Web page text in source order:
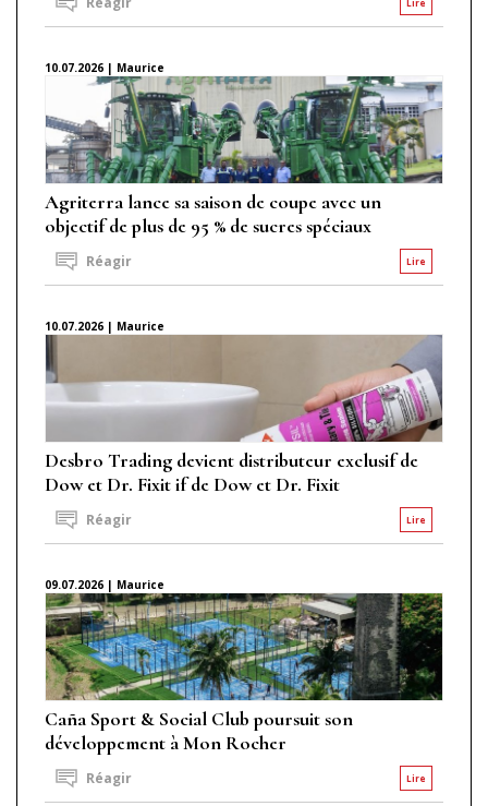
Lire
10.07.2026 | Maurice
Agriterra lance sa saison de coupe avec un
objectif de plus de 95 % de sucres spéciaux
Lire
Réagir
10.07.2026 | Maurice
Desbro Trading devient distributeur exclusif de
Dow et Dr. Fixit if de Dow et Dr. Fixit
Lire
Réagir
09.07.2026 | Maurice
Caña Sport & Social Club poursuit son
développement à Mon Rocher
Lire
Réagir